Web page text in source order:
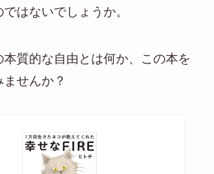
はないでしょうか。
質的な自由とは何か、この本を
せんか？